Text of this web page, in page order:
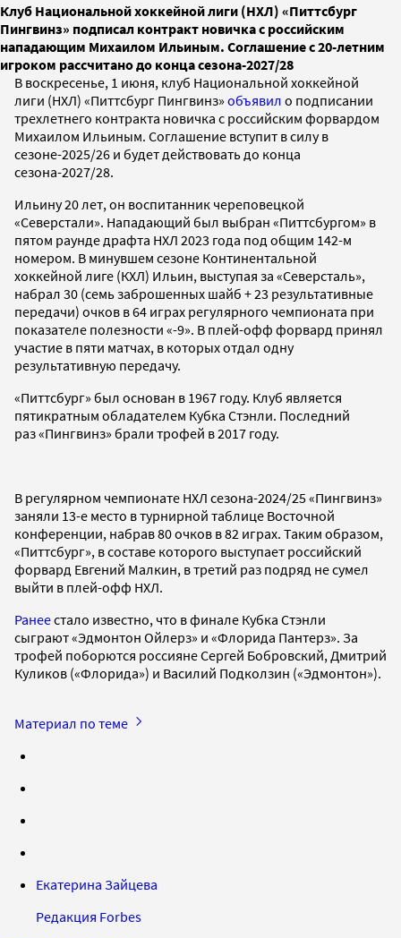
Клуб Национальной хоккейной лиги (НХЛ) «Питтсбург
Пингвинз» подписал контракт новичка с российским
нападающим Михаилом Ильиным. Соглашение с 20-летним
игроком рассчитано до конца сезона-2027/28
В воскресенье, 1 июня, клуб Национальной хоккейной
лиги (НХЛ) «Питтсбург Пингвинз» объявил о подписании
трехлетнего контракта новичка с российским форвардом
Михаилом Ильиным. Соглашение вступит в силу в
сезоне-2025/26 и будет действовать до конца
сезона-2027/28.
Ильину 20 лет, он воспитанник череповецкой
«Северстали». Нападающий был выбран «Питтсбургом» в
пятом раунде драфта НХЛ 2023 года под общим 142-м
номером. В минувшем сезоне Континентальной
хоккейной лиге (КХЛ) Ильин, выступая за «Северсталь»,
набрал 30 (семь заброшенных шайб + 23 результативные
передачи) очков в 64 играх регулярного чемпионата при
показателе полезности «-9». В плей-офф форвард принял
участие в пяти матчах, в которых отдал одну
результативную передачу.
«Питтсбург» был основан в 1967 году. Клуб является
пятикратным обладателем Кубка Стэнли. Последний
раз «Пингвинз» брали трофей в 2017 году.
В регулярном чемпионате НХЛ сезона-2024/25 «Пингвинз»
заняли 13-е место в турнирной таблице Восточной
конференции, набрав 80 очков в 82 играх. Таким образом,
«Питтсбург», в составе которого выступает российский
форвард Евгений Малкин, в третий раз подряд не сумел
выйти в плей-офф НХЛ.
Ранеестало известно, что в финале Кубка Стэнли
сыграют «Эдмонтон Ойлерз» и «Флорида Пантерз». За
трофей поборются россияне Сергей Бобровский, Дмитрий
Куликов («Флорида») и Василий Подколзин («Эдмонтон»).
Материал по теме
Екатерина Зайцева
Редакция Forbes